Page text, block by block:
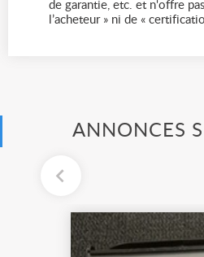
de garantie, etc. et n'offre
l’acheteur » ni de «
ANNONCES